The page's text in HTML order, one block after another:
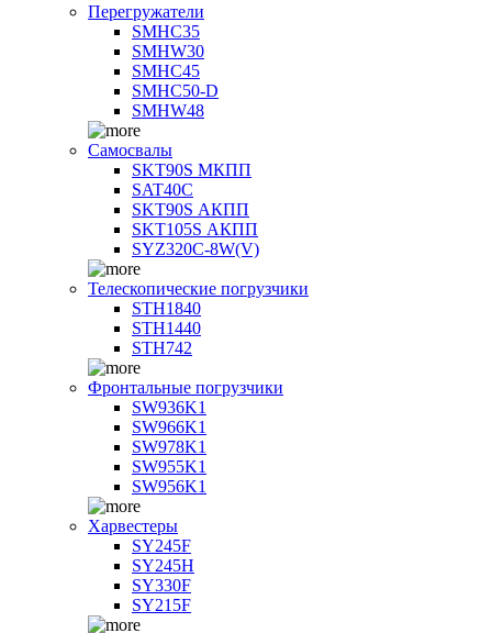
Перегружатели
SMHC35
SMHW30
SMHC45
SMHC50-D
SMHW48
Самосвалы
SKT90S МКПП
SAT40C
SKT90S АКПП
SKT105S АКПП
SYZ320C-8W(V)
Телескопические погрузчики
STH1840
STH1440
STH742
Фронтальные погрузчики
SW936K1
SW966K1
SW978K1
SW955K1
SW956K1
Харвестеры
SY245F
SY245H
SY330F
SY215F